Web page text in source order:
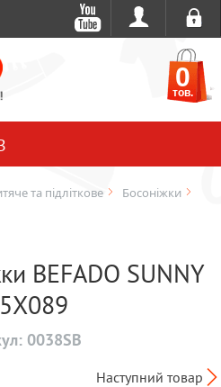
0
тов.
та підліткове
Босоніжки
BEFADO SUNNY
0038SB
Наступний товар